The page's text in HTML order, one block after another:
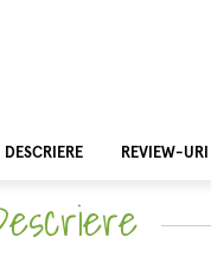
DESCRIERE REVIEW-URI